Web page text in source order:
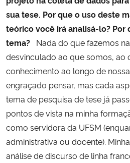
sua tese. Por que o uso deste
teórico você irá analisá-lo? Por
tema? Nada do que fazemos
desvinculado ao que somos, ao
conhecimento ao longo de
engraçado pensar, mas cada
tema de pesquisa de tese já
pontos de vista na minha
como servidora da UFSM
administrativa ou docente).
análise de discurso de linha